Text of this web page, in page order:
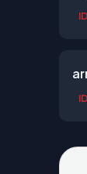
ID
ID